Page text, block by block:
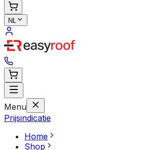
NL
Menu
Prijsindicatie
Home
Shop